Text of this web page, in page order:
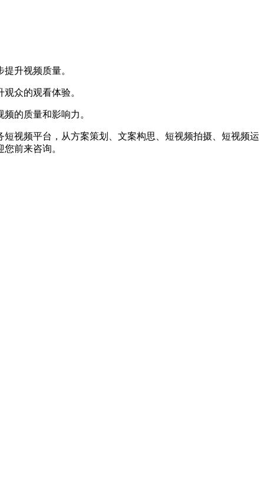
升视频质量。
众的观看体验。
的质量和影响力。
视频平台，从方案策划、文案构思、短视频拍摄、短视频运
前来咨询。